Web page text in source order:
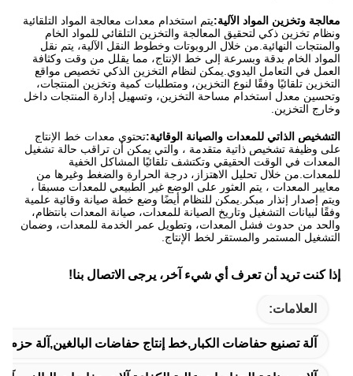
معالجة وتخزين المواد الآلية:يتم استخدام معدات معالجة المواد التلقائية
ونظام تخزين ذكي لتحقيق المعالجة والتخزين التلقائي للمواد الخام
والمنتجات النهائية.من خلال الروبوتات وخطوط النقل الآلية، يتم نقل
المواد الخام بدقة وبسرعة إلى خط الإنتاج، مما يقلل من وقت وكثافة
العمل في التعامل اليدوي.يمكن لنظام التخزين الذكي تخصيص مواقع
التخزين تلقائيًا وفقًا لنوع التخزين، ومتطلبات كمية وتخزين المنتجات،
وتحسين معدل استخدام مساحة التخزين، وتسهيل إدارة المنتجات داخل
وخارج التخزين.
التشخيص الذاتي للمعدات والصيانة الوقائية:تحتوي معدات خط الإنتاج
على وظيفة تشخيص ذاتية متقدمة ، والتي يمكن أن تراقب حالة تشغيل
المعدات في الوقت الحقيقي وتكتشف تلقائيًا المشاكل الخفية
للمعدات.من خلال تحليل الاهتزاز، درجة الحرارة والضغط وغيرها من
معايير المعدات ، يتم العثور على الوضع غير الطبيعي للمعدات مسبقا ،
ويتم إصدار إنذار مبكر.يمكن للنظام أيضًا وضع خطة صيانة وقائية علمية
وفقًا لبيانات التشغيل وتاريخ الصيانة للمعدات، صيانة المعدات بانتظام،
والحد من حدوث فشل المعدات، وتطويل عمر الخدمة للمعدات، وضمان
التشغيل المستمر والمستقر لخط الإنتاج.
إذا كنت تريد أن تعرف أي شيء آخر، يرجى الاتصال بنا!
العلامات:
آلة تصنيع حفاضات الكبار,خط إنتاج حفاضات البالغين,آلة حزم